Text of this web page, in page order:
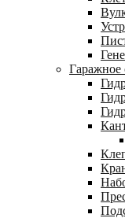
Гаражное